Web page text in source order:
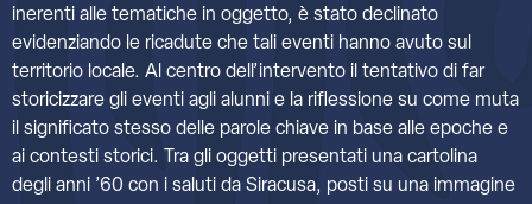
inerenti alle tematiche in oggetto, è stato declinato
evidenziando le ricadute che tali eventi hanno avuto sul
territorio locale. Al centro dell’intervento il tentativo di far
storicizzare gli eventi agli alunni e la riflessione su come muta
il significato stesso delle parole chiave in base alle epoche e
ai contesti storici. Tra gli oggetti presentati una cartolina
degli anni ’60 con i saluti da Siracusa, posti su una immagine